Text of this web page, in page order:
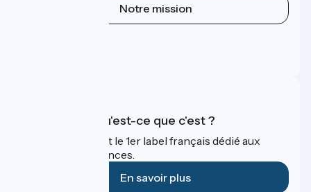
Notre mission
Accueil Vélo qu'est-ce que c'est ?
Accueil Vélo c'est le 1er label français dédié aux
cyclistes en vacances.
En savoir plus